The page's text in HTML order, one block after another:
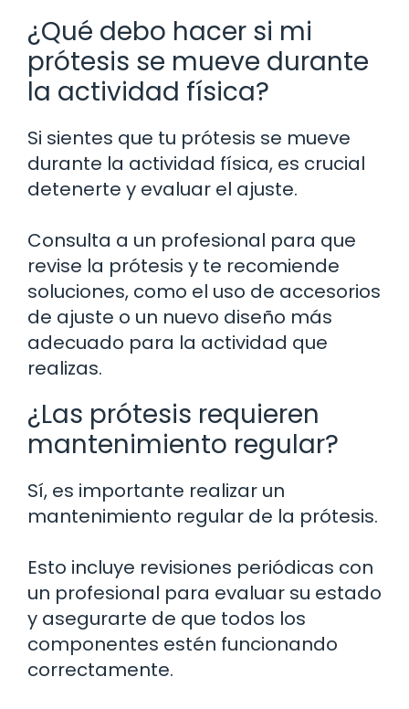
¿Qué debo hacer si mi
prótesis se mueve durante
la actividad física?
Si sientes que tu prótesis se mueve
durante la actividad física, es crucial
detenerte y evaluar el ajuste.
Consulta a un profesional para que
revise la prótesis y te recomiende
soluciones, como el uso de accesorios
de ajuste o un nuevo diseño más
adecuado para la actividad que
realizas.
¿Las prótesis requieren
mantenimiento regular?
Sí, es importante realizar un
mantenimiento regular de la prótesis.
Esto incluye revisiones periódicas con
un profesional para evaluar su estado
y asegurarte de que todos los
componentes estén funcionando
correctamente.